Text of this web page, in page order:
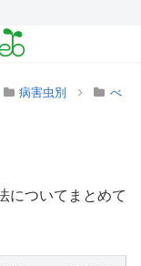
病害虫別
べ
についてまとめて